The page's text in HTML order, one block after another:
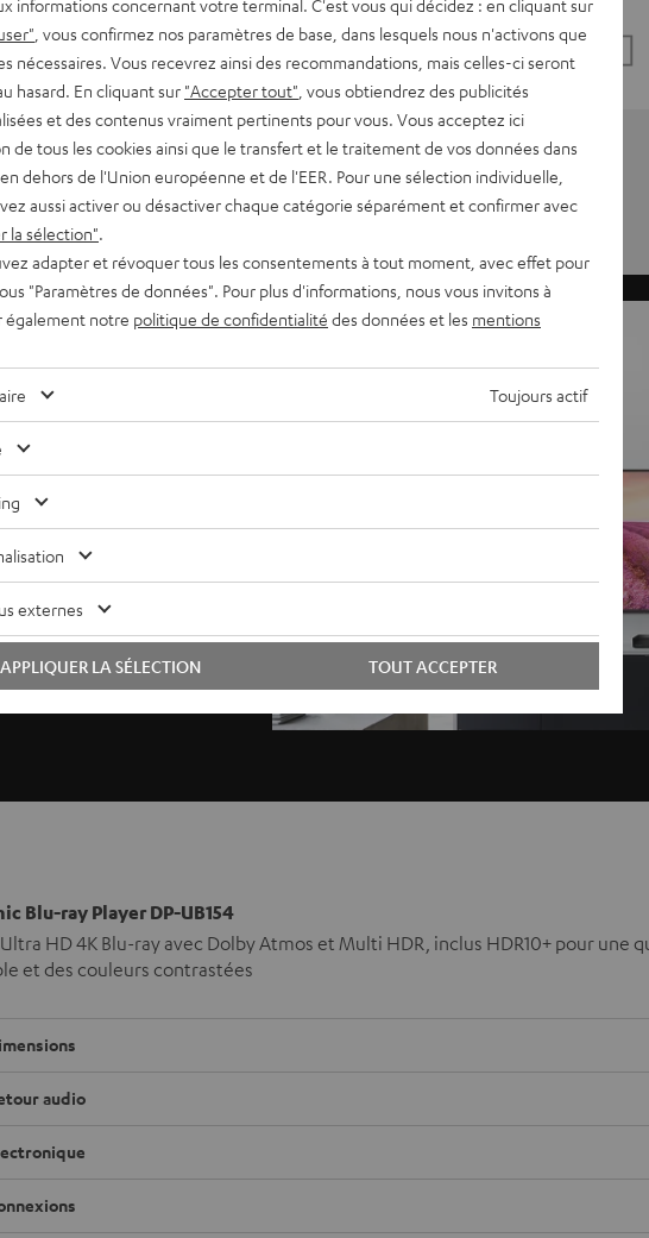
qualité 4K. Prenant en
qui souhaitent faire
qu’un lecteur CD.
Blu-ray Player DP-UB154
HD 4K Blu-ray avec Dolby Atmos et Multi HDR, inclus HDR10+ pour une
et des couleurs contrastées
audio
, vous confirmez nos paramètres de base, dans lesquels nous n'activons que
nécessaires. Vous recevrez ainsi des recommandations, mais celles-ci seront
hasard. En cliquant sur "Accepter tout" , vous obtiendrez des publicités
et des contenus vraiment pertinents pour vous. Vous acceptez ici
de tous les cookies ainsi que le transfert et le traitement de vos données dans
dehors de l'Union européenne et de l'EER. Pour une sélection individuelle,
aussi activer ou désactiver chaque catégorie séparément et confirmer avec
la sélection"
adapter et révoquer tous les consentements à tout moment, avec effet pour
"Paramètres de données". Pour plus d'informations, nous vous invitons à
également notre politique de confidentialité des données et les mentions
Toujours actif
externes
TOUT ACCEPTER
APPLIQUER LA SÉLECTION